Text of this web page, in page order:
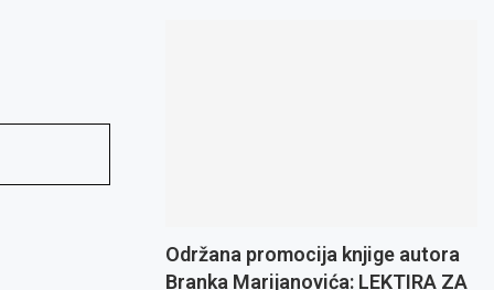
Održana promocija knjige autora
Branka Marijanovića: LEKTIRA ZA